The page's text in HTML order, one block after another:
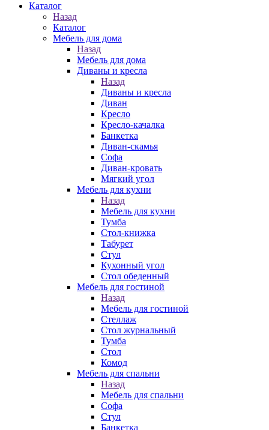
Каталог
Назад
Каталог
Мебель для дома
Назад
Мебель для дома
Диваны и кресла
Назад
Диваны и кресла
Диван
Кресло
Кресло-качалка
Банкетка
Диван-скамья
Софа
Диван-кровать
Мягкий угол
Мебель для кухни
Назад
Мебель для кухни
Тумба
Стол-книжка
Табурет
Стул
Кухонный угол
Стол обеденный
Мебель для гостиной
Назад
Мебель для гостиной
Стеллаж
Стол журнальный
Тумба
Стол
Комод
Мебель для спальни
Назад
Мебель для спальни
Софа
Стул
Банкетка